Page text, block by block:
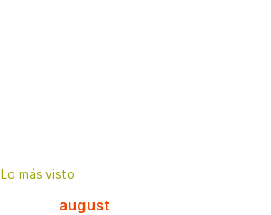
Lo más visto
august